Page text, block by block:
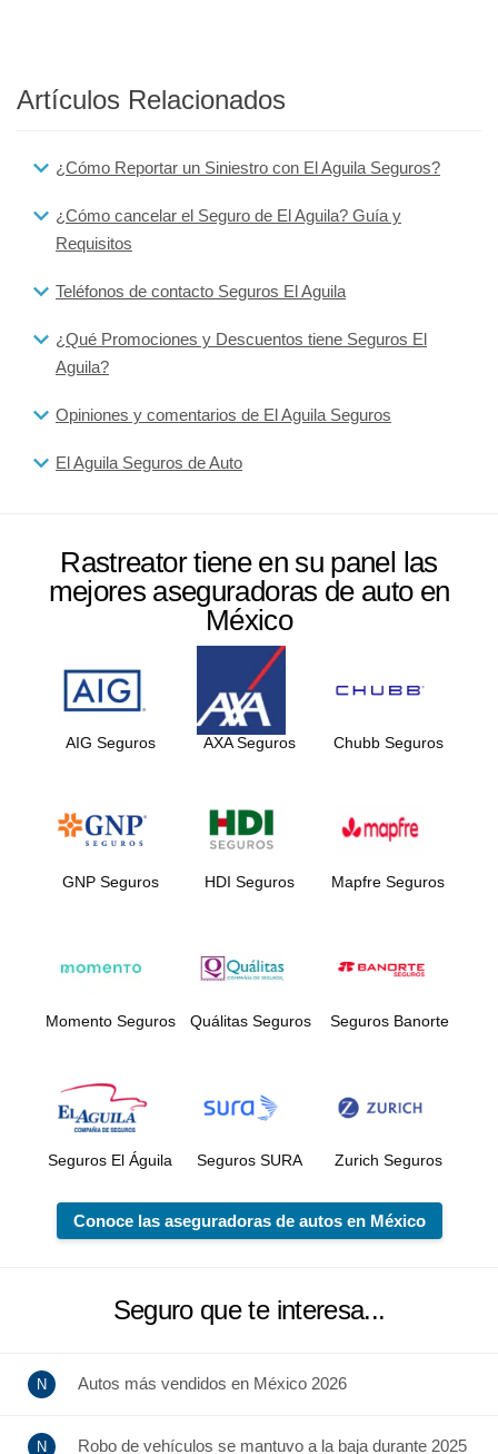
Artículos Relacionados
¿Cómo Reportar un Siniestro con El Aguila Seguros?
¿Cómo cancelar el Seguro de El Aguila? Guía y
Requisitos
Teléfonos de contacto Seguros El Aguila
¿Qué Promociones y Descuentos tiene Seguros El
Aguila?
Opiniones y comentarios de El Aguila Seguros
El Aguila Seguros de Auto
Rastreator tiene en su panel las
mejores aseguradoras de auto en
México
AIG Seguros AXA Seguros Chubb Seguros
GNP Seguros HDI Seguros Mapfre Seguros
Momento Seguros Quálitas Seguros Seguros Banorte
Seguros El Águila Seguros SURA Zurich Seguros
Conoce las aseguradoras de autos en México
Seguro que te interesa...
Autos más vendidos en México 2026
Robo de vehículos se mantuvo a la baja durante 2025